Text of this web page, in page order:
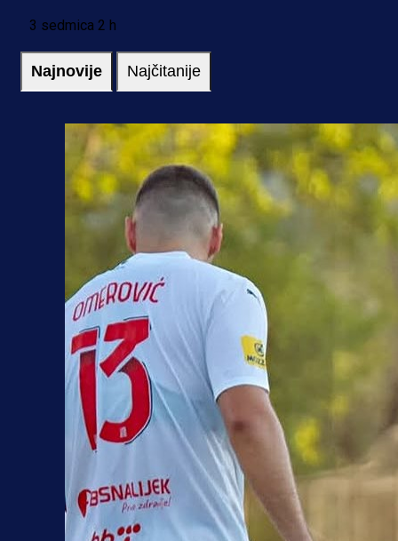
3 sedmica 2 h
Najnovije Najčitanije